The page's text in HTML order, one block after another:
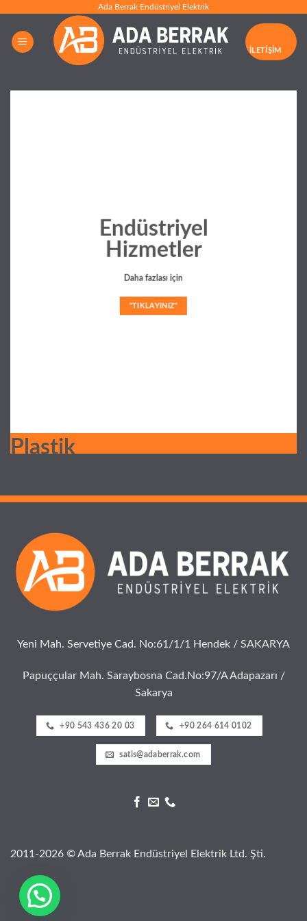
Ada Berrak Endüstriyel Elektrik
İLETIŞIM
Endüstriyel
Hizmetler
Daha fazlası için
"TIKLAYINIZ"
Plastik
Daha
"TIKLAYINIZ"
Yeni Mah. Servetiye Cad. No:61/1/1 Hendek / SAKARYA
Papuççular Mah. Saraybosna Cad.No:97/A Adapazarı /
Sakarya
+90 543 436 20 03 +90 264 614 0102
satis@adaberrak.com
2011-2026 © Ada Berrak Endüstriyel Elektrik Ltd. Şti.